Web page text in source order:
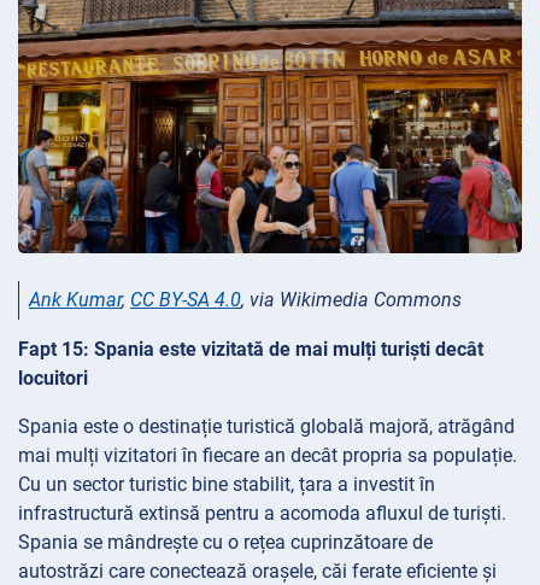
Ank Kumar, CC BY-SA 4.0, via Wikimedia Commons
Fapt 15: Spania este vizitată de mai mulți turiști decât
locuitori
Spania este o destinație turistică globală majoră, atrăgând
mai mulți vizitatori în fiecare an decât propria sa populație.
Cu un sector turistic bine stabilit, țara a investit în
infrastructură extinsă pentru a acomoda afluxul de turiști.
Spania se mândrește cu o rețea cuprinzătoare de
autostrăzi care conectează orașele, căi ferate eficiente și